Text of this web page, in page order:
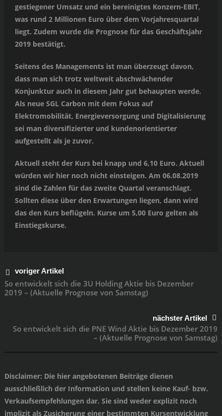
gestiegener Umsatz und ein bereinigtes Konzern-EBIT,
was rund 2 Millionen Euro über dem Vorjahresquartal
liegt. Zudem wurde die Prognose für das Geschäftsjahr
2019 bestätigt.
Seitens des Managements ist man überzeugt davon,
dass man sich trotz weltweit abschwächender
Konjunktur auch in diesem Jahr gut behaupten werde.
Als neue SGL Carbon mit dem Fokus auf
Elektromobilität, Energieversorgung und Digitalisierung
sei man diversifizierter und kundenorientierter
aufgestellt als je zuvor.
Aktuell steht der Kurs bei knapp und 6,10 Euro. Aktuell
würden wir hier noch nicht einsteigen. Am 06.08.2019
sind die Zahlen für das zweite Quartal veranschlagt.
Sollten diese über den Erwartungen liegen, dann wird
das den Kurs beflügeln. Kurse um 5,00 Euro gelten als
Einstiegskurse.
voriger Artikel
So entwickelt sich die 3U Holding Aktie bis Dezember
2019 – (Aktuelle Prognose von Samstag)
nächster Artikel
So entwickelt sich die PNE Wind Aktie bis Dezember 2019
– (Aktuelle Prognose von Samstag)
Disclaimer: Die hier angebotenen Beiträge dienen
ausschließlich der Information und stellen keine Kauf- bzw.
Verkaufsempfehlungen dar. Sie sind weder explizit noch
implizit als Zusicherung einer bestimmten Kursentwicklung